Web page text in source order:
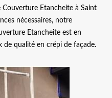
Etancheite à Saint
nécessaires, notre
Etancheite est en
de qualité en crépi de façade.